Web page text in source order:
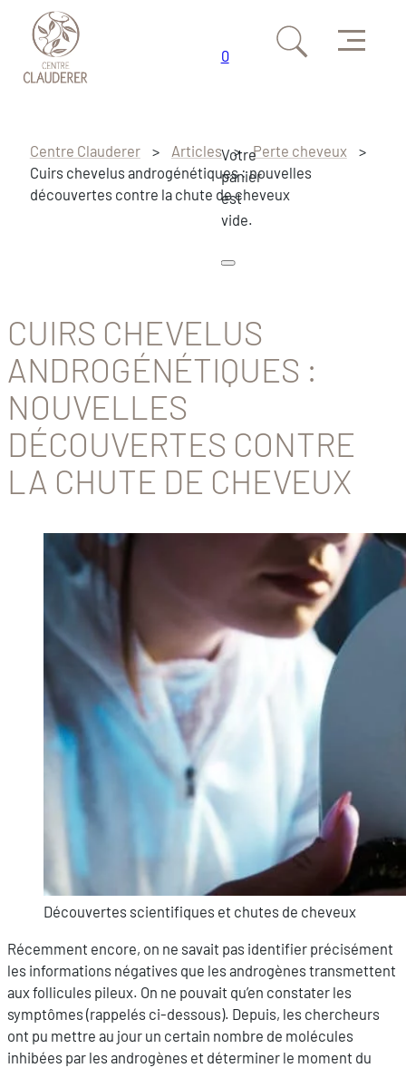
Passer au contenu principal
Passer au pied de page
Menu
0
Votre
panier
est
vide.
Centre Clauderer > Articles > Perte cheveux
>
Cuirs chevelus androgénétiques : nouvelles
découvertes contre la chute de cheveux
CUIRS CHEVELUS
ANDROGÉNÉTIQUES :
NOUVELLES
DÉCOUVERTES CONTRE
LA CHUTE DE CHEVEUX
Découvertes scientifiques et chutes de cheveux
Récemment encore, on ne savait pas identifier précisément
les informations négatives que les androgènes transmettent
aux follicules pileux. On ne pouvait qu’en constater les
symptômes (rappelés ci-dessous). Depuis, les chercheurs
ont pu mettre au jour un certain nombre de molécules
inhibées par les androgènes et déterminer le moment du